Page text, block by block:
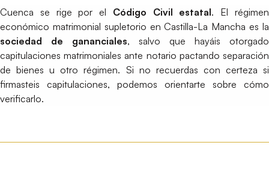
Cuenca se rige por el Código Civil estatal. El régimen
económico matrimonial supletorio en Castilla-La Mancha es la
sociedad de gananciales, salvo que hayáis otorgado
capitulaciones matrimoniales ante notario pactando separación
de bienes u otro régimen. Si no recuerdas con certeza si
firmasteis capitulaciones, podemos orientarte sobre cómo
verificarlo.